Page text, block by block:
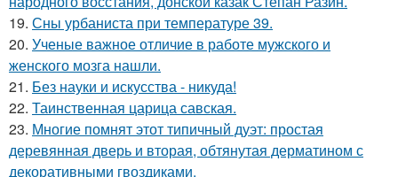
19. Сны урбаниста при температуре 39.
20. Ученые важное отличие в работе мужского и
женского мозга нашли.
21. Без науки и искусства - никуда!
22. Таинственная царица савская.
23. Многие помнят этот типичный дуэт: простая
деревянная дверь и вторая, обтянутая дерматином с
декоративными гвоздиками.